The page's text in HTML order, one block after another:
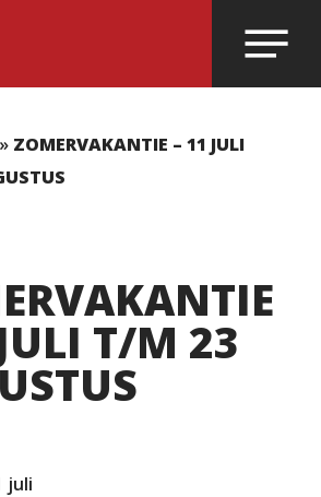
in en druk op
» ZOMERVAKANTIE – 11 JULI
T/M 23
juli